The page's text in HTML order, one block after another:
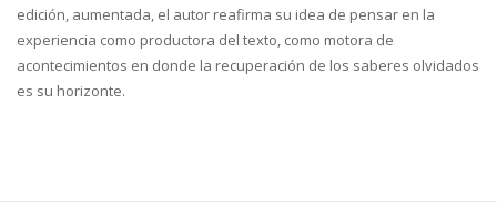
edición, aumentada, el autor reafirma su idea de pensar en la
experiencia como productora del texto, como motora de
acontecimientos en donde la recuperación de los saberes olvidados
es su horizonte.